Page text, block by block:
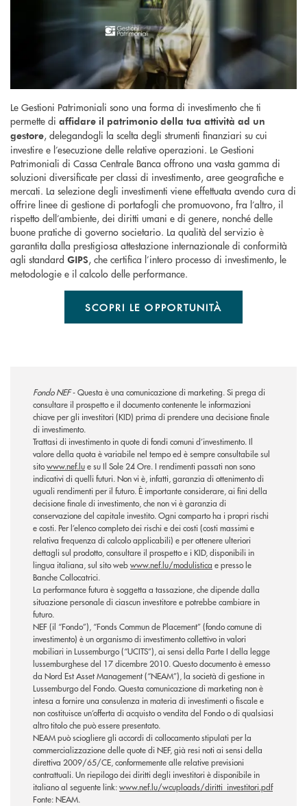
Le Gestioni Patrimoniali sono una forma di investimento che ti
permette di affidare il patrimonio della tua attività ad un
gestore, delegandogli la scelta degli strumenti finanziari su cui
investire e l’esecuzione delle relative operazioni. Le Gestioni
Patrimoniali di Cassa Centrale Banca offrono una vasta gamma di
soluzioni diversificate per classi di investimento, aree geografiche e
mercati. La selezione degli investimenti viene effettuata avendo cura di
offrire linee di gestione di portafogli che promuovono, fra l’altro, il
rispetto dell’ambiente, dei diritti umani e di genere, nonché delle
buone pratiche di governo societario. La qualità del servizio è
garantita dalla prestigiosa attestazione internazionale di conformità
agli standard GIPS, che certifica l’intero processo di investimento, le
metodologie e il calcolo delle performance.
SCOPRI LE OPPORTUNITÀ
Fondo NEF- Questa è una comunicazione di marketing. Si prega di
consultare il prospetto e il documento contenente le informazioni
chiave per gli investitori (KID) prima di prendere una decisione finale
di investimento.
Trattasi di investimento in quote di fondi comuni d’investimento. Il
valore della quota è variabile nel tempo ed è sempre consultabile sul
sitowww.nef.lue su Il Sole 24 Ore. I rendimenti passati non sono
indicativi di quelli futuri. Non vi è, infatti, garanzia di ottenimento di
uguali rendimenti per il futuro. È importante considerare, ai fini della
decisione finale di investimento, che non vi è garanzia di
conservazione del capitale investito. Ogni comparto ha i propri rischi
e costi. Per l’elenco completo dei rischi e dei costi (costi massimi e
relativa frequenza di calcolo applicabili) e per ottenere ulteriori
dettagli sul prodotto, consultare il prospetto e i KID, disponibili in
lingua italiana, sul sito webwww.nef.lu/modulistica e presso le
Banche Collocatrici.
La performance futura è soggetta a tassazione, che dipende dalla
situazione personale di ciascun investitore e potrebbe cambiare in
futuro.
NEF (il “Fondo”), “Fonds Commun de Placement” (fondo comune di
investimento) è un organismo di investimento collettivo in valori
mobiliari in Lussemburgo (“UCITS”), ai sensi della Parte I della legge
lussemburghese del 17 dicembre 2010. Questo documento è emesso
da Nord Est Asset Management (“NEAM”), la società di gestione in
Lussemburgo del Fondo. Questa comunicazione di marketing non è
intesa a fornire una consulenza in materia di investimenti o fiscale e
non costituisce un’offerta di acquisto o vendita del Fondo o di qualsiasi
altro titolo che può essere presentato.
NEAM può sciogliere gli accordi di collocamento stipulati per la
commercializzazione delle quote di NEF, già resi noti ai sensi della
direttiva 2009/65/CE, conformemente alle relative previsioni
contrattuali. Un riepilogo dei diritti degli investitori è disponibile in
italiano al seguente link:www.nef.lu/wcuploads/diritti_investitori.pdf
Fonte: NEAM.